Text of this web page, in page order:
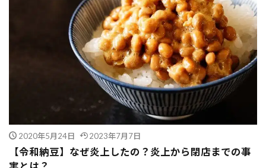
2020年5月24日 2023年7月7日
【令和納豆】なぜ炎上したの？炎上から閉店までの事